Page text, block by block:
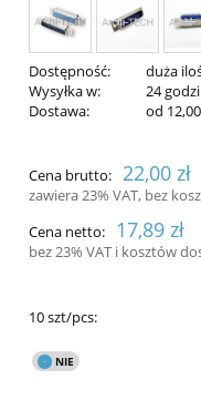
Dostępność:
duża
Wysyłka w:
24
Dostawa:
od 12,00
Cena nie zawiera
Cena brutto: 22,00 zł
zawiera 23% VAT, bez
Cena netto:
17,89 zł
bez 23% VAT i kosztów
10 szt/pcs: